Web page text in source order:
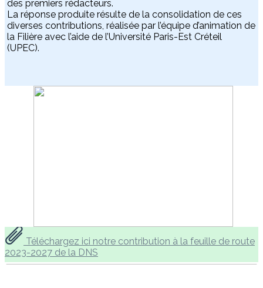
des premiers rédacteurs.
La réponse produite résulte de la consolidation de ces
diverses contributions, réalisée par l’équipe d’animation de
la Filière avec l’aide de l’Université Paris-Est Créteil
(UPEC).
Téléchargez ici notre contribution à la feuille de route
2023-2027 de la DNS